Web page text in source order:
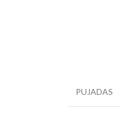
PUJADAS